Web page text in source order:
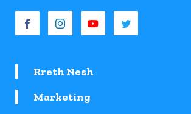
Rreth Nesh
Marketing